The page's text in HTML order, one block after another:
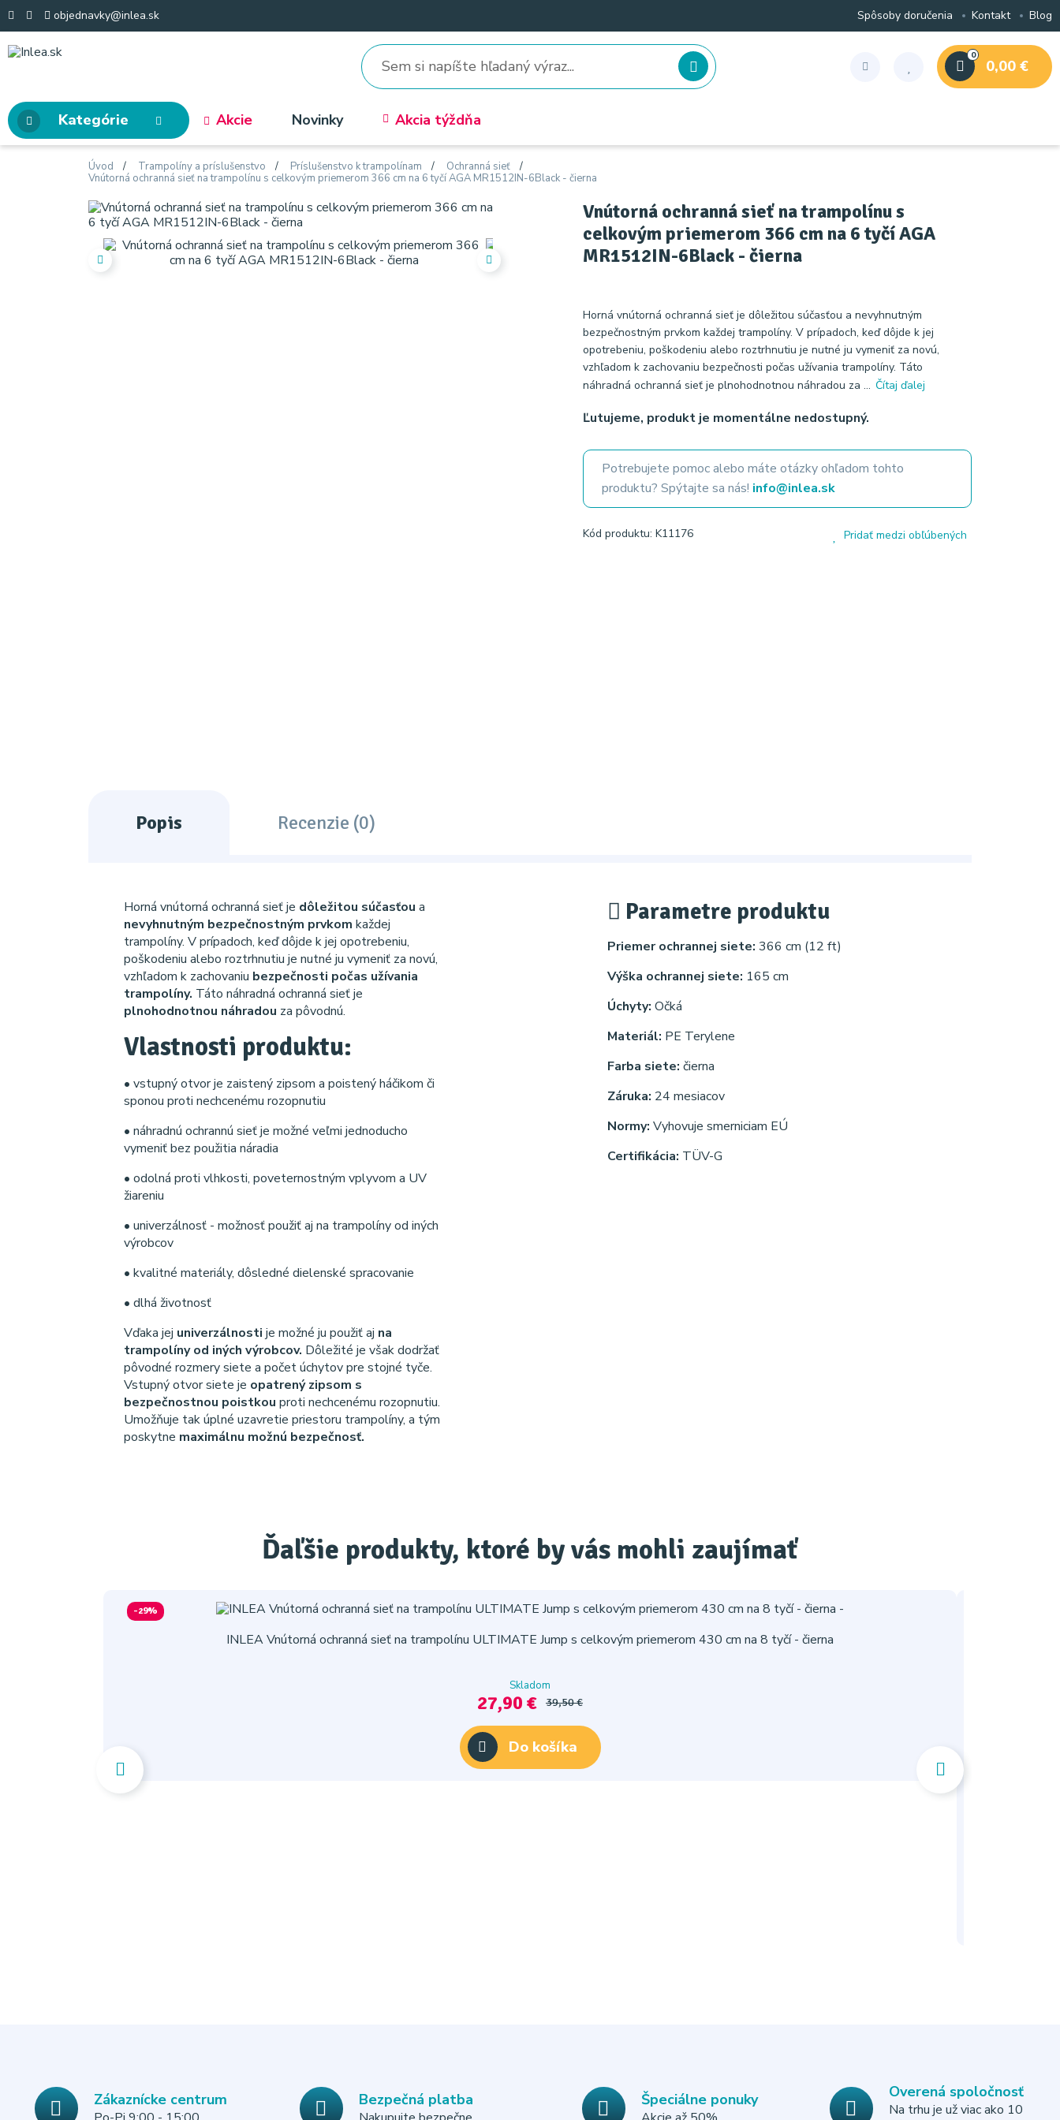
objednavky@inlea.sk Spôsoby doručenia Kontakt Blog
0
0,00 €
Kategórie Akcie Novinky Akcia týždňa
Úvod Trampolíny a príslušenstvo Príslušenstvo k trampolínam
Ochranná sieť
Vnútorná ochranná sieť na trampolínu s celkovým priemerom 366 cm na 6 tyčí AGA MR1512IN-6Black - čierna
Vnútorná ochranná sieť na trampolínu s
celkovým priemerom 366 cm na 6 tyčí AGA
MR1512IN-6Black - čierna
Horná vnútorná ochranná sieť je dôležitou súčasťou a nevyhnutným
bezpečnostným prvkom každej trampolíny. V prípadoch, keď dôjde k jej
opotrebeniu, poškodeniu alebo roztrhnutiu je nutné ju vymeniť za novú,
vzhľadom k zachovaniu bezpečnosti počas užívania trampolíny. Táto
náhradná ochranná sieť je plnohodnotnou náhradou za ... Čítaj ďalej
Ľutujeme, produkt je momentálne nedostupný.
Potrebujete pomoc alebo máte otázky ohľadom tohto
produktu? Spýtajte sa nás! info@inlea.sk
Kód produktu: K11176 Pridať medzi obľúbených
Popis Recenzie (0)
Horná vnútorná ochranná sieť je dôležitou súčasťou a
nevyhnutným bezpečnostným prvkom každej
trampolíny. V prípadoch, keď dôjde k jej opotrebeniu,
poškodeniu alebo roztrhnutiu je nutné ju vymeniť za novú,
vzhľadom k zachovaniu bezpečnosti počas užívania
trampolíny. Táto náhradná ochranná sieť je
plnohodnotnou náhradou za pôvodnú.
Vlastnosti produktu:
• vstupný otvor je zaistený zipsom a poistený háčikom či
sponou proti nechcenému rozopnutiu
• náhradnú ochrannú sieť je možné veľmi jednoducho
vymeniť bez použitia náradia
• odolná proti vlhkosti, poveternostným vplyvom a UV
žiareniu
• univerzálnosť - možnosť použiť aj na trampolíny od iných
výrobcov
• kvalitné materiály, dôsledné dielenské spracovanie
• dlhá životnosť
Vďaka jej univerzálnosti je možné ju použiť aj na
trampolíny od iných výrobcov. Dôležité je však dodržať
pôvodné rozmery siete a počet úchytov pre stojné tyče.
Vstupný otvor siete je opatrený zipsom s
bezpečnostnou poistkou proti nechcenému rozopnutiu.
Umožňuje tak úplné uzavretie priestoru trampolíny, a tým
poskytne maximálnu možnú bezpečnosť.
Parametre produktu
Priemer ochrannej siete: 366 cm (12 ft)
Výška ochrannej siete: 165 cm
Úchyty: Očká
Materiál: PE Terylene
Farba siete: čierna
Záruka: 24 mesiacov
Normy: Vyhovuje smerniciam EÚ
Certifikácia: TÜV-G
Ďaľšie produkty, ktoré by vás mohli zaujímať
-29%
INLEA Vnútorná ochranná sieť na trampolínu ULTIMATE Jump s celkovým priemerom 430 cm na 8 tyčí - čierna
Skladom
27,90 € 39,50 €
Do košíka
Zákaznícke centrum Bezpečná platba Špeciálne ponuky Overená spoločnosť
Na trhu je už viac ako 10